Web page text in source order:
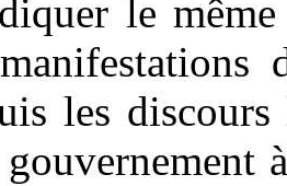
le
les